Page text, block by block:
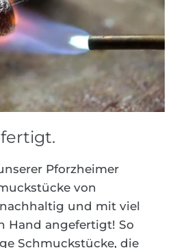
Pforzheimer
von
und mit viel
Hand angefertigt! So
Schmuckstücke, die